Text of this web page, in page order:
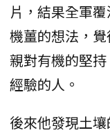
片，結果全軍
機薑的想法，
親對有機的堅
經驗的人。
後來他發現土